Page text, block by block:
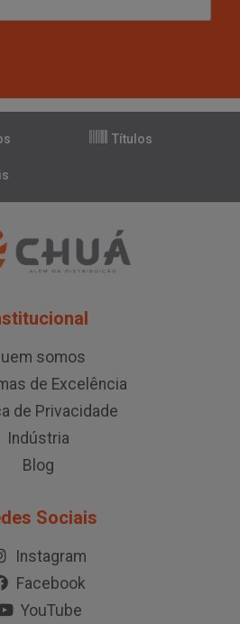
Títulos
somos
de Excelência
de Privacidade
Indústria
Blog
Sociais
Instagram
Facebook
YouTube